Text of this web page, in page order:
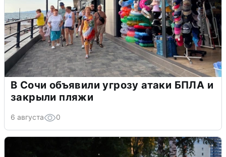
В Сочи объявили угрозу атаки БПЛА и
закрыли пляжи
6 августа 0